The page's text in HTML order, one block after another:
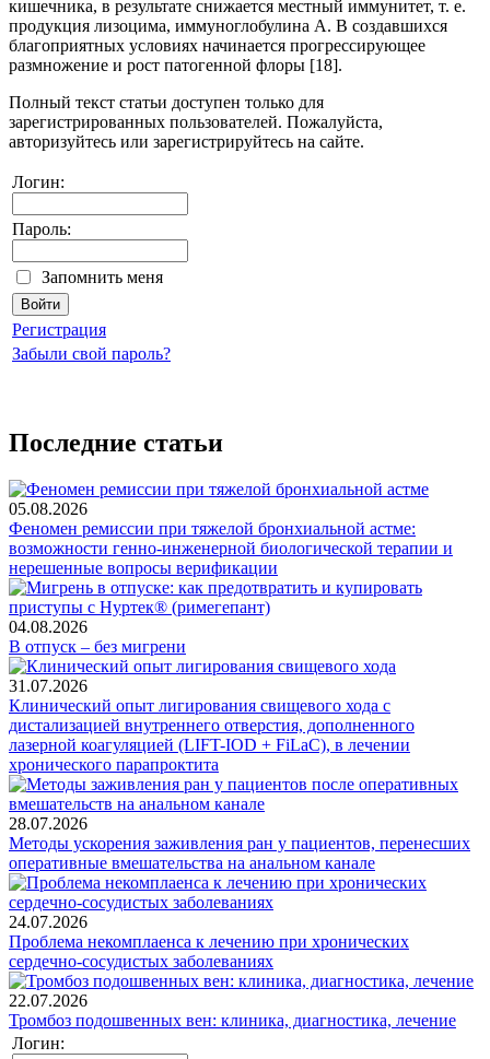
кишечника, в результате снижается местный иммунитет, т. е.
продукция лизоцима, иммуноглобулина А. В создавшихся
благоприятных условиях начинается прогрессирующее
размножение и рост патогенной флоры [18].
Полный текст статьи доступен только для
зарегистрированных пользователей. Пожалуйста,
авторизуйтесь или зарегистрируйтесь на сайте.
Логин:
Пароль:
Запомнить меня
Регистрация
Забыли свой пароль?
Последние статьи
05.08.2026
Феномен ремиссии при тяжелой бронхиальной астме:
возможности генно-инженерной биологической терапии и
нерешенные вопросы верификации
04.08.2026
В отпуск – без мигрени
31.07.2026
Клинический опыт лигирования свищевого хода с
дистализацией внутреннего отверстия, дополненного
лазерной коагуляцией (LIFT-IOD + FiLaC), в лечении
хронического парапроктита
28.07.2026
Методы ускорения заживления ран у пациентов, перенесших
оперативные вмешательства на анальном канале
24.07.2026
Проблема некомплаенса к лечению при хронических
сердечно-сосудистых заболеваниях
22.07.2026
Тромбоз подошвенных вен: клиника, диагностика, лечение
Логин: